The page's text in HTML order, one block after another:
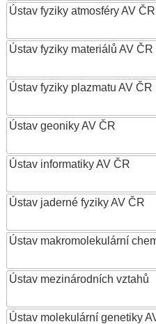
Ústav fyziky atmosféry AV ČR
Ústav fyziky materiálů AV ČR
Ústav fyziky plazmatu AV ČR
Ústav geoniky AV ČR
Ústav informatiky AV ČR
Ústav jaderné fyziky AV ČR
Ústav makromolekulární
Ústav mezinárodních vztahů
Ústav molekulární genetiky